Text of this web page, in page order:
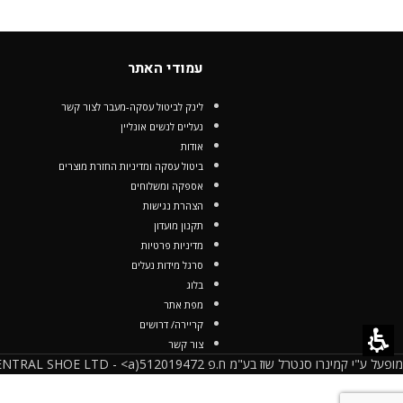
עמודי האתר
לינק לביטול עסקה-מעבר לצור קשר
נעליים לנשים אונליין
אודות
ביטול עסקה ומדיניות החזרת מוצרים
אספקה ומשלוחים
הצהרת נגישות
תקנון מועדון
מדיניות פרטיות
סרגל מידות נעלים
בלוג
מפת אתר
קריירה/ דרושים
צור קשר
מופעל ע"י קמינרו סנטרל שוז בע"מ ח.פ 512019472(CAMINARO CENTRAL SHOE LTD - <a